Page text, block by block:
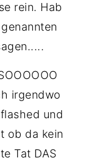
rein. Hab
irgendwo
und
ob da kein
Tat DAS